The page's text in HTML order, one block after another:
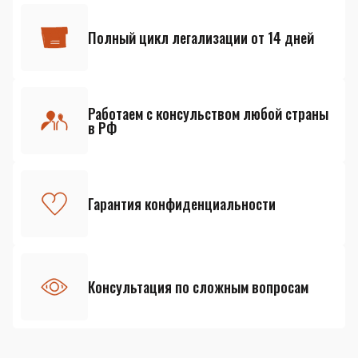
Полный цикл легализации от 14 дней
Работаем с консульством любой страны
в РФ
Гарантия конфиденциальности
Консультация по сложным вопросам